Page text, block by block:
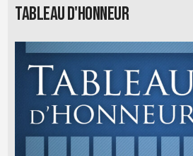
Tableau d'honneur